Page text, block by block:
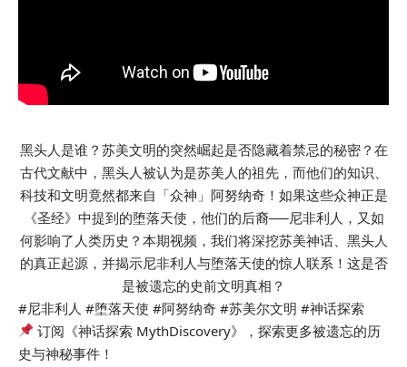
黑头人是谁？苏美文明的突然崛起是否隐藏着禁忌的秘密？在
古代文献中，黑头人被认为是苏美人的祖先，而他们的知识、
科技和文明竟然都来自「众神」阿努纳奇！如果这些众神正是
《圣经》中提到的堕落天使，他们的后裔──尼非利人，又如
何影响了人类历史？本期视频，我们将深挖苏美神话、黑头人
的真正起源，并揭示尼非利人与堕落天使的惊人联系！这是否
是被遗忘的史前文明真相？
#尼非利人 #堕落天使 #阿努纳奇 #苏美尔文明 #神话探索
订阅《神话探索 MythDiscovery》，探索更多被遗忘的历
史与神秘事件！